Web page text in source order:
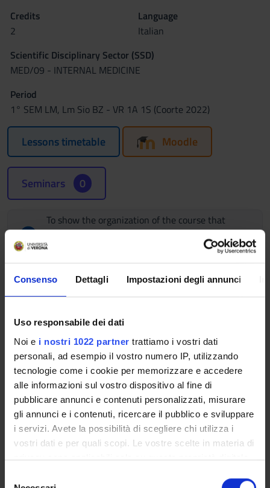
Consenso Dettagli Impostazioni degli annunci
Uso responsabile dei dati
Noi e i nostri 1022 partner trattiamo i vostri dati
personali, ad esempio il vostro numero IP, utilizzando
tecnologie come i cookie per memorizzare e accedere
alle informazioni sul vostro dispositivo al fine di
pubblicare annunci e contenuti personalizzati, misurare
gli annunci e i contenuti, ricercare il pubblico e sviluppare
i servizi. Avete la possibilità di scegliere chi utilizza i
vostri dati e per quali scopi. Le vostre scelte in materia di
privacy sono applicabili solo su questa proprietà digitale
Credits
2
Language
Italian
Scientific Disciplinary Sector (SSD)
MED/09 - INTERNAL MEDICINE
Period
1° SEM LM, Lm Sio BZ - VR 1A 1S (Coorte 2022)
Lessons timetable Moodle
Seminars 0
To show the organization of the course that
includes this module, follow this link:Course
organization
Program
- Methodological approach to clinical evaluation: history,
vital signs, principles of inspection, palpation, percussion,
auscultation.
- cardiac and vascular assessment: auscultation of cardiac
tones and pauses, inspection of jugular vessels, evaluation
and interpretation of the main pathologies of arteries and
veins, in particular lower limbs ostructive arteriopathy and
deep venous trombosis;
- respiratory assessment: inspection, palpation, percussion
and thoracic auscultation with recognition of the main
pathological respiratory noises (dry and humid) ;